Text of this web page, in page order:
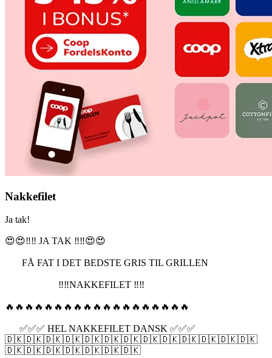
Nakkefilet
Ja tak!
😍😍‼️‼️ JA TAK ‼️‼️😍😍
FÅ FAT I DET BEDSTE GRIS TIL GRILLEN
‼️‼️NAKKEFILET ‼️‼️
🔥🔥🔥🔥🔥🔥🔥🔥🔥🔥🔥🔥🔥🔥🔥🔥🔥🔥🔥
✅✅✅ HEL NAKKEFILET DANSK ✅✅✅
🇩🇰🇩🇰🇩🇰🇩🇰🇩🇰🇩🇰🇩🇰🇩🇰🇩🇰🇩🇰🇩🇰🇩🇰🇩🇰
🇩🇰🇩🇰🇩🇰🇩🇰🇩🇰🇩🇰🇩🇰